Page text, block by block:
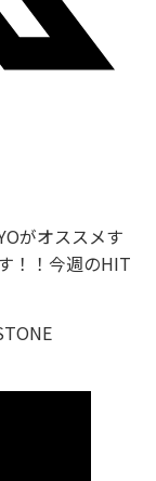
がオススメす
！！今週のHIT